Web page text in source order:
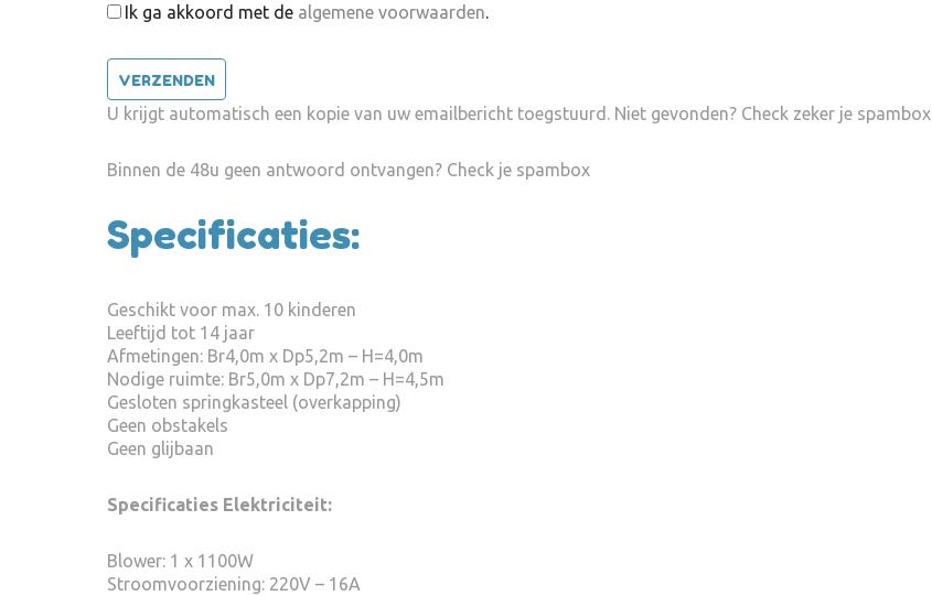
Ik ga akkoord met de algemene voorwaarden.
U krijgt automatisch een kopie van uw emailbericht toegstuurd. Niet gevonden? Check zeker je spambox
Binnen de 48u geen antwoord ontvangen? Check je spambox
Specificaties:
Geschikt voor max. 10 kinderen
Leeftijd tot 14 jaar
Afmetingen: Br4,0m x Dp5,2m – H=4,0m
Nodige ruimte: Br5,0m x Dp7,2m – H=4,5m
Gesloten springkasteel (overkapping)
Geen obstakels
Geen glijbaan
Specificaties Elektriciteit:
Blower: 1 x 1100W
Stroomvoorziening: 220V – 16A